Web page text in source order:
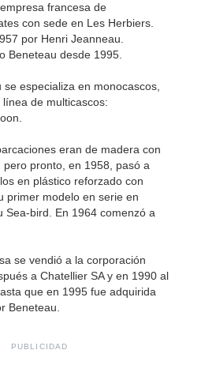
francesa de
con sede en Les Herbiers.
por Henri Jeanneau.
Beneteau desde 1995.
se especializa en monocascos,
de multicascos:
eran de madera con
pero pronto, en 1958, pasó a
en plástico reforzado con
primer modelo en serie en
Sea-bird. En 1964 comenzó a
se vendió a la corporación
a Chatellier SA y en 1990 al
que en 1995 fue adquirida
Beneteau.
PUBLICIDAD